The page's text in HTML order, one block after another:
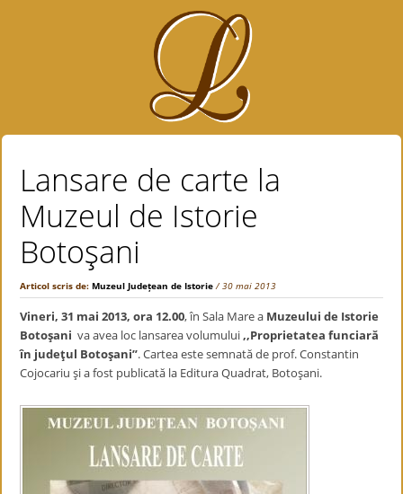
Lansare de carte la
Muzeul de Istorie
Botoşani
Articol scris de:Muzeul Județean de Istorie / 30 mai 2013
Vineri, 31 mai 2013, ora 12.00, în Sala Mare a Muzeului de Istorie
Botoşani va avea loc lansarea volumului,,Proprietatea funciară
în judeţul Botoşani”. Cartea este semnată de prof. Constantin
Cojocariu şi a fost publicată la Editura Quadrat, Botoşani.